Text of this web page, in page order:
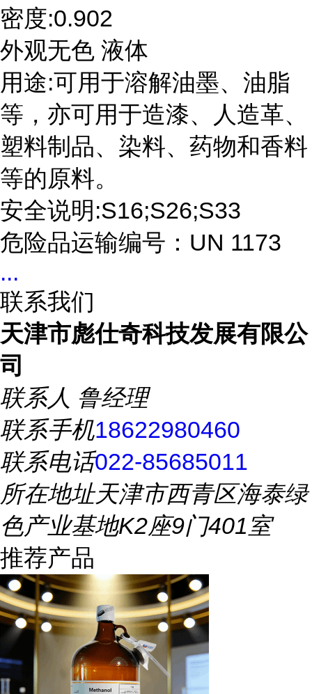
密度:0.902
外观无色 液体
用途:可用于溶解油墨、油脂
等，亦可用于造漆、人造革、
塑料制品、染料、药物和香料
等的原料。
安全说明:S16;S26;S33
危险品运输编号：UN 1173
...
联系我们
天津市彪仕奇科技发展有限公
司
联系人 鲁经理
联系手机18622980460
联系电话022-85685011
所在地址天津市西青区海泰绿
色产业基地K2座9门401室
推荐产品